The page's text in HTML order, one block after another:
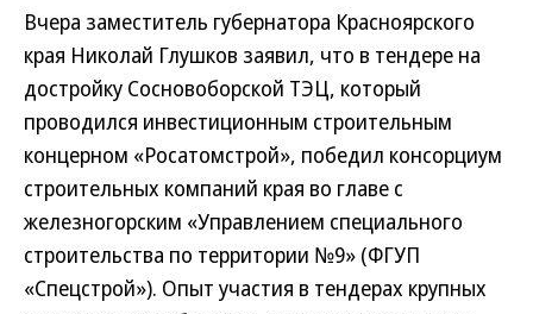
Вчера заместитель губернатора Красноярского
края Николай Глушков заявил, что в тендере на
достройку Сосновоборской ТЭЦ, который
проводился инвестиционным строительным
концерном «Росатомстрой», победил консорциум
строительных компаний края во главе с
железногорским «Управлением специального
строительства по территории №9» (ФГУП
«Спецстрой»). Опыт участия в тендерах крупных